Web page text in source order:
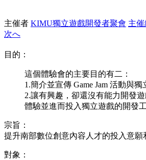
主催者 KIMU獨立遊戲開發者聚會 主
次へ
目的：
這個體驗會的主要目的有二：
1.簡介並宣傳 Game Jam 活動與獨
2.讓有興趣，卻還沒有能力開發
體驗並進而投入獨立遊戲的開發工
宗旨：
提升南部數位創意內容人才的投入意願
對象：